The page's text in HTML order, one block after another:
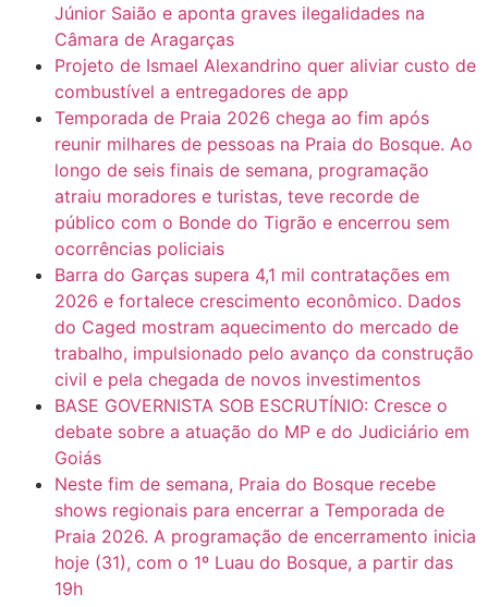
Júnior Saião e aponta graves ilegalidades na
Câmara de Aragarças
Projeto de Ismael Alexandrino quer aliviar custo de
combustível a entregadores de app
Temporada de Praia 2026 chega ao fim após
reunir milhares de pessoas na Praia do Bosque. Ao
longo de seis finais de semana, programação
atraiu moradores e turistas, teve recorde de
público com o Bonde do Tigrão e encerrou sem
ocorrências policiais
Barra do Garças supera 4,1 mil contratações em
2026 e fortalece crescimento econômico. Dados
do Caged mostram aquecimento do mercado de
trabalho, impulsionado pelo avanço da construção
civil e pela chegada de novos investimentos
BASE GOVERNISTA SOB ESCRUTÍNIO: Cresce o
debate sobre a atuação do MP e do Judiciário em
Goiás
Neste fim de semana, Praia do Bosque recebe
shows regionais para encerrar a Temporada de
Praia 2026. A programação de encerramento inicia
hoje (31), com o 1º Luau do Bosque, a partir das
19h